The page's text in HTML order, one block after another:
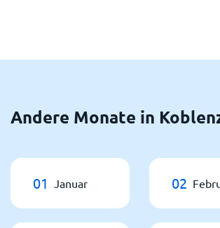
Andere Monate in
01 Januar 02